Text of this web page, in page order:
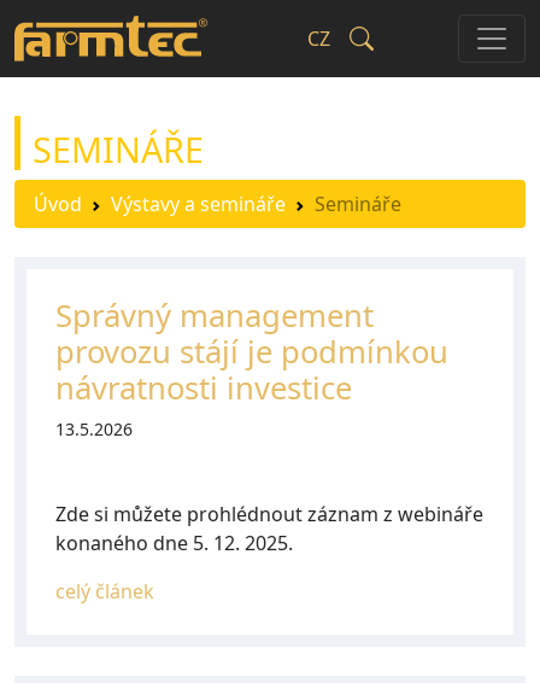
CZ
SEMINÁŘE
Úvod Výstavy a semináře Semináře
Správný management
provozu stájí je podmínkou
návratnosti investice
13.5.2026
Zde si můžete prohlédnout záznam z webináře
konaného dne 5. 12. 2025.
celý článek